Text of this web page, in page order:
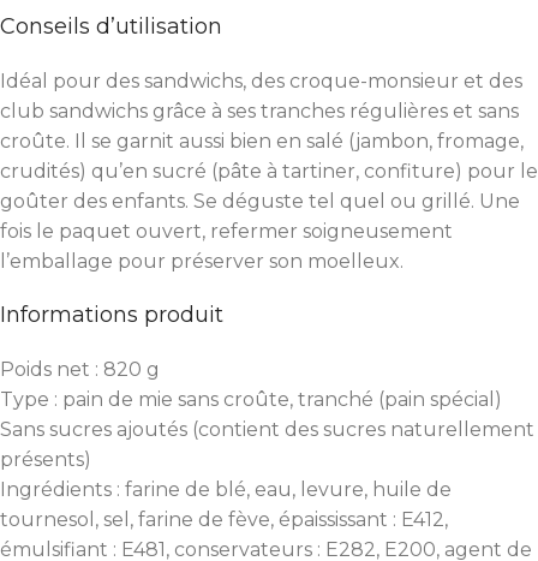
Conseils d’utilisation
Idéal pour des sandwichs, des croque-monsieur et des
club sandwichs grâce à ses tranches régulières et sans
croûte. Il se garnit aussi bien en salé (jambon, fromage,
crudités) qu’en sucré (pâte à tartiner, confiture) pour le
goûter des enfants. Se déguste tel quel ou grillé. Une
fois le paquet ouvert, refermer soigneusement
l’emballage pour préserver son moelleux.
Informations produit
Poids net : 820 g
Type : pain de mie sans croûte, tranché (pain spécial)
Sans sucres ajoutés (contient des sucres naturellement
présents)
Ingrédients : farine de blé, eau, levure, huile de
tournesol, sel, farine de fève, épaississant : E412,
émulsifiant : E481, conservateurs : E282, E200, agent de